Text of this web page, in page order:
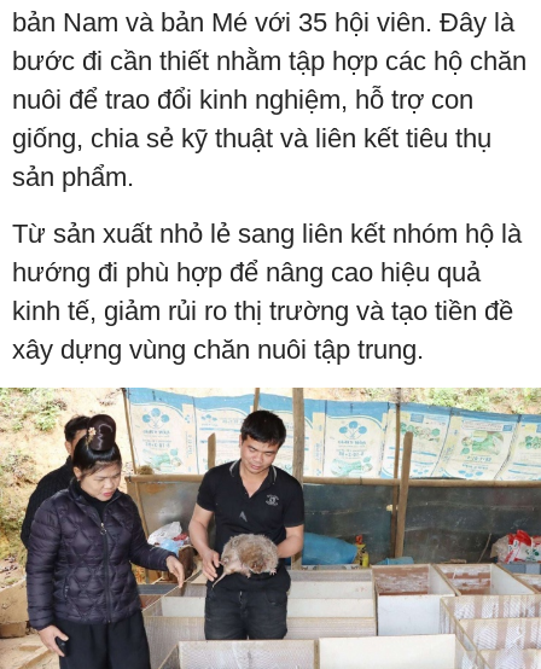
bản Nam và bản Mé với 35 hội viên. Đây là
bước đi cần thiết nhằm tập hợp các hộ chăn
nuôi để trao đổi kinh nghiệm, hỗ trợ con
giống, chia sẻ kỹ thuật và liên kết tiêu thụ
sản phẩm.
Từ sản xuất nhỏ lẻ sang liên kết nhóm hộ là
hướng đi phù hợp để nâng cao hiệu quả
kinh tế, giảm rủi ro thị trường và tạo tiền đề
xây dựng vùng chăn nuôi tập trung.